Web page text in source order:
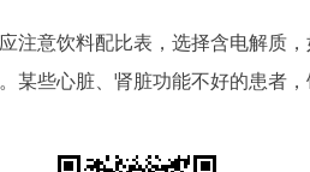
意饮料配比表，选择含电解质，
些心脏、肾脏功能不好的患者，